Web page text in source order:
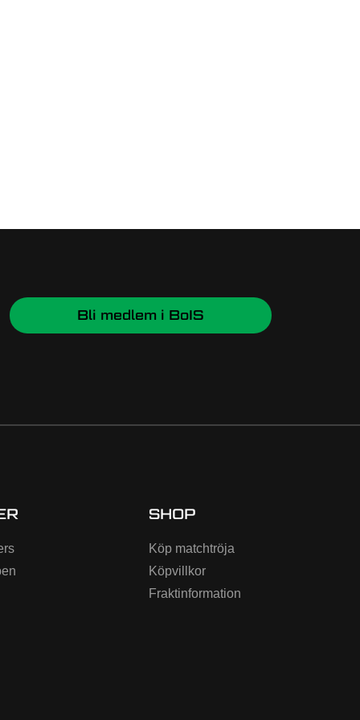
Bli medlem i BoIS
SHOP
Köp matchtröja
Köpvillkor
Fraktinformation